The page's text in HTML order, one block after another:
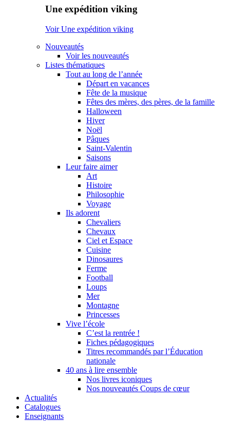
Une expédition viking
Voir Une expédition viking
Nouveautés
Voir les nouveautés
Listes thématiques
Tout au long de l’année
Départ en vacances
Fête de la musique
Fêtes des mères, des pères, de la famille
Halloween
Hiver
Noël
Pâques
Saint-Valentin
Saisons
Leur faire aimer
Art
Histoire
Philosophie
Voyage
Ils adorent
Chevaliers
Chevaux
Ciel et Espace
Cuisine
Dinosaures
Ferme
Football
Loups
Mer
Montagne
Princesses
Vive l’école
C’est la rentrée !
Fiches pédagogiques
Titres recommandés par l’Éducation
nationale
40 ans à lire ensemble
Nos livres iconiques
Nos nouveautés Coups de cœur
Actualités
Catalogues
Enseignants